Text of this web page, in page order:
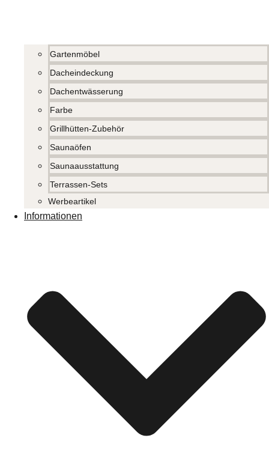
Gartenmöbel
Dacheindeckung
Dachentwässerung
Farbe
Grillhütten-Zubehör
Saunaöfen
Saunaausstattung
Terrassen-Sets
Werbeartikel
Informationen